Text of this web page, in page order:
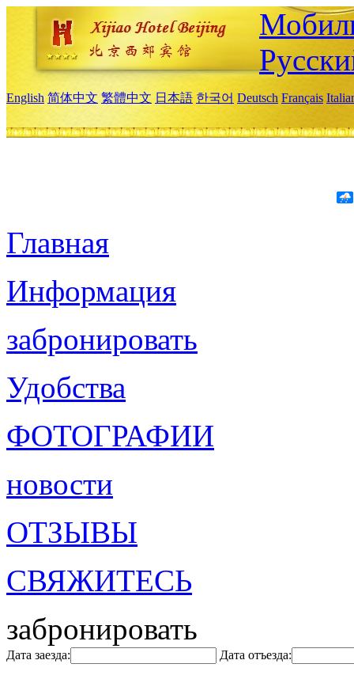
English 简体中文 繁體中文 日本語 한국어 Deutsch Français
Главная
Информация
забронировать
Удобства
ФОТОГРАФИИ
новости
ОТЗЫВЫ
СВЯЖИТЕСЬ
забронировать
Дата заезда: Дата отъезда: